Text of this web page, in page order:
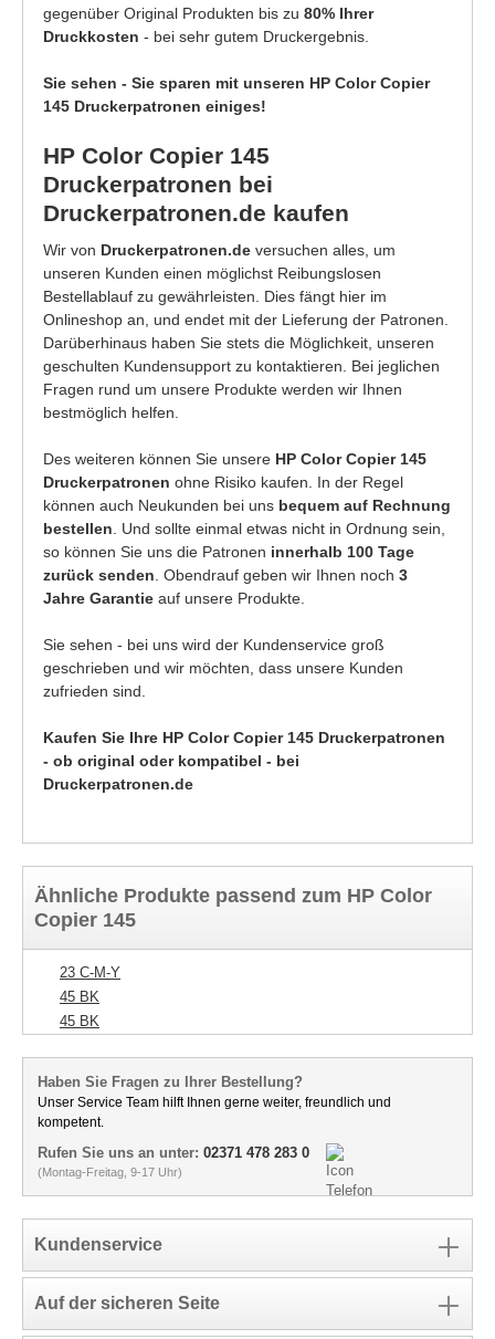
gegenüber Original Produkten bis zu 80% Ihrer
Druckkosten - bei sehr gutem Druckergebnis.
Sie sehen - Sie sparen mit unseren HP Color Copier
145 Druckerpatronen einiges!
HP Color Copier 145
Druckerpatronen bei
Druckerpatronen.de kaufen
Wir von Druckerpatronen.de versuchen alles, um
unseren Kunden einen möglichst Reibungslosen
Bestellablauf zu gewährleisten. Dies fängt hier im
Onlineshop an, und endet mit der Lieferung der Patronen.
Darüberhinaus haben Sie stets die Möglichkeit, unseren
geschulten Kundensupport zu kontaktieren. Bei jeglichen
Fragen rund um unsere Produkte werden wir Ihnen
bestmöglich helfen.
Des weiteren können Sie unsere HP Color Copier 145
Druckerpatronen ohne Risiko kaufen. In der Regel
können auch Neukunden bei uns bequem auf Rechnung
bestellen . Und sollte einmal etwas nicht in Ordnung sein,
so können Sie uns die Patronen innerhalb 100 Tage
zurück senden . Obendrauf geben wir Ihnen noch 3
Jahre Garantie auf unsere Produkte.
Sie sehen - bei uns wird der Kundenservice groß
geschrieben und wir möchten, dass unsere Kunden
zufrieden sind.
Kaufen Sie Ihre HP Color Copier 145 Druckerpatronen
- ob original oder kompatibel - bei
Druckerpatronen.de
Ähnliche Produkte passend zum HP Color
Copier 145
23 C-M-Y
45 BK
45 BK
Haben Sie Fragen zu Ihrer Bestellung?
Unser Service Team hilft Ihnen gerne weiter, freundlich und
kompetent.
Rufen Sie uns an unter: 02371 478 283 0
(Montag-Freitag, 9-17 Uhr)
Kundenservice
Auf der sicheren Seite